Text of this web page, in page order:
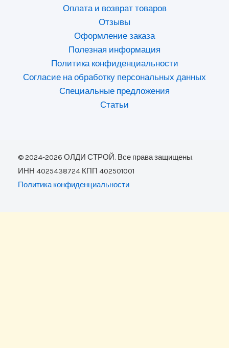
Оплата и возврат товаров
Отзывы
Оформление заказа
Полезная информация
Политика конфиденциальности
Согласие на обработку персональных данных
Специальные предложения
Статьи
© 2024-2026 ОЛДИ СТРОЙ. Все права защищены.
ИНН 4025438724 КПП 402501001
Политика конфиденциальности